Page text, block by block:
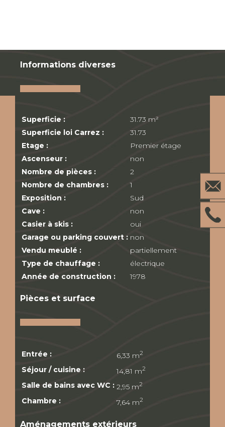
Informations diverses
Superficie :
31.73 m²
Superficie loi Carrez :
31.73
Etage :
Premier étage
Ascenseur :
non
Nombre de pièces :
2
Nombre de chambres :
1
Exposition :
Sud
Cave :
non
Casier à skis :
oui
Garage ou parking couvert : non
Vendu meublé :
partiellement
Type de chauffage :
électrique
Année de construction :
1978
Pièces et surface
Entrée : 6,33 m2
Séjour / cuisine : 14,81 m2
Salle de bains avec WC : 2,95 m2
Chambre : 7,64 m2
Aménagements extérieurs